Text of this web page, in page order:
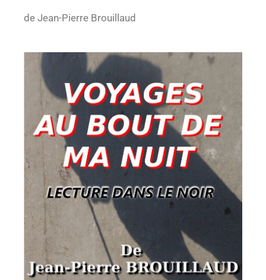
de Jean-Pierre Brouillaud